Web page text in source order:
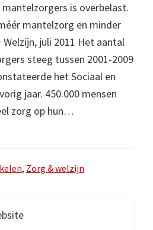
is overbelast.
mantelzorg en minder
juli 2011 Het aantal
steeg tussen 2001-2009
het Sociaal en
jaar. 450.000 mensen
zorg op hun…
, Zorg & welzijn